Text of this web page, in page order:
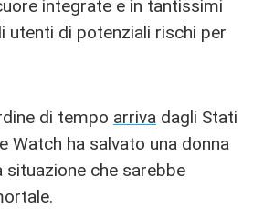
integrate e in tantissimi
utenti di potenziali rischi per
di tempo arriva dagli Stati
Watch ha salvato una donna
situazione che sarebbe